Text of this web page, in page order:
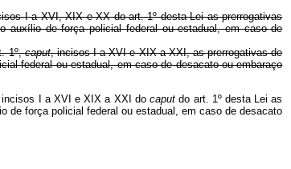
I a XVI, XIX e XX do art. 1º desta Lei as prerrogativas
auxílio de força policial federal ou estadual, em caso de
1º,caput, incisos I a XVI e XIX a XXI, as prerrogativas de
federal ou estadual, em caso de desacato ou embaraço
incisos a XVI e XIX a XXI docaputdo art. 1º desta Lei as
de força policial federal ou estadual, em caso de desacato